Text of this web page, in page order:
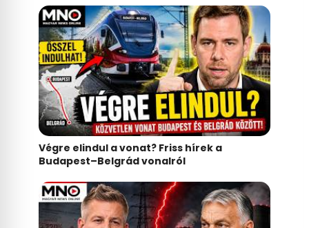
Végre elindul a vonat? Friss hírek a
Budapest–Belgrád vonalról